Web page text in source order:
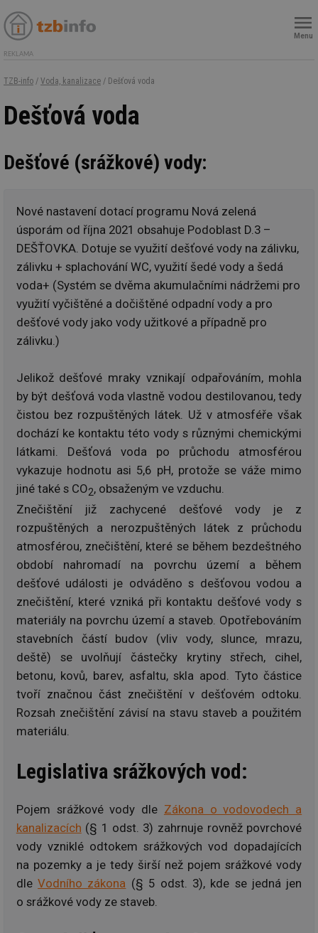
Menu
REKLAMA
TZB-info / Voda, kanalizace / Dešťová voda
Dešťová voda
Dešťové (srážkové) vody:
Nové nastavení dotací programu Nová zelená
úsporám od října 2021 obsahuje Podoblast D.3 –
DEŠŤOVKA. Dotuje se využití dešťové vody na zálivku,
zálivku + splachování WC, využití šedé vody a šedá
voda+ (Systém se dvěma akumulačními nádržemi pro
využití vyčištěné a dočištěné odpadní vody a pro
dešťové vody jako vody užitkové a případně pro
zálivku.)
Jelikož dešťové mraky vznikají odpařováním, mohla
by být dešťová voda vlastně vodou destilovanou, tedy
čistou bez rozpuštěných látek. Už v atmosféře však
dochází ke kontaktu této vody s různými chemickými
látkami. Dešťová voda po průchodu atmosférou
vykazuje hodnotu asi 5,6 pH, protože se váže mimo
jiné také s CO2, obsaženým ve vzduchu.
Znečištění již zachycené dešťové vody je z
rozpuštěných a nerozpuštěných látek z průchodu
atmosférou, znečištění, které se během bezdeštného
období nahromadí na povrchu území a během
dešťové události je odváděno s dešťovou vodou a
znečištění, které vzniká při kontaktu dešťové vody s
materiály na povrchu území a staveb. Opotřebováním
stavebních částí budov (vliv vody, slunce, mrazu,
deště) se uvolňují částečky krytiny střech, cihel,
betonu, kovů, barev, asfaltu, skla apod. Tyto částice
tvoří značnou část znečištění v dešťovém odtoku.
Rozsah znečištění závisí na stavu staveb a použitém
materiálu.
Legislativa srážkových vod:
Pojem srážkové vody dle Zákona o vodovodech a
kanalizacích (§ 1 odst. 3) zahrnuje rovněž povrchové
vody vzniklé odtokem srážkových vod dopadajících
na pozemky a je tedy širší než pojem srážkové vody
dleVodního zákona (§ 5 odst. 3), kde se jedná jen
o srážkové vody ze staveb.